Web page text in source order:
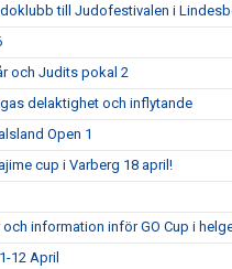
till Judofestivalen i
och Judits pokal 2
delaktighet och inflytande
Open 1
cup i Varberg 18 april!
information inför GO Cup i
12 April